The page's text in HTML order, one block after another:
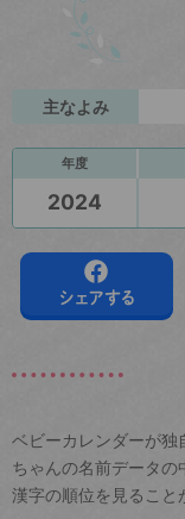
主なよみ
年度
2024
シェアする
ベビーカレンダーが
ちゃんの名前データの
漢字の順位を見ること